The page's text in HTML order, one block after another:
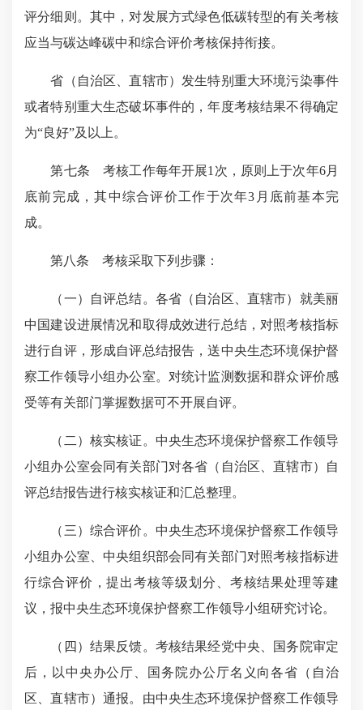
评分细则。其中，对发展方式绿色低碳转型的有关考核
应当与碳达峰碳中和综合评价考核保持衔接。
省（自治区、直辖市）发生特别重大环境污染事件
或者特别重大生态破坏事件的，年度考核结果不得确定
为“良好”及以上。
第七条 考核工作每年开展1次，原则上于次年6月
底前完成，其中综合评价工作于次年3月底前基本完
成。
第八条 考核采取下列步骤：
（一）自评总结。各省（自治区、直辖市）就美丽
中国建设进展情况和取得成效进行总结，对照考核指标
进行自评，形成自评总结报告，送中央生态环境保护督
察工作领导小组办公室。对统计监测数据和群众评价感
受等有关部门掌握数据可不开展自评。
（二）核实核证。中央生态环境保护督察工作领导
小组办公室会同有关部门对各省（自治区、直辖市）自
评总结报告进行核实核证和汇总整理。
（三）综合评价。中央生态环境保护督察工作领导
小组办公室、中央组织部会同有关部门对照考核指标进
行综合评价，提出考核等级划分、考核结果处理等建
议，报中央生态环境保护督察工作领导小组研究讨论。
（四）结果反馈。考核结果经党中央、国务院审定
后，以中央办公厅、国务院办公厅名义向各省（自治
区、直辖市）通报。由中央生态环境保护督察工作领导